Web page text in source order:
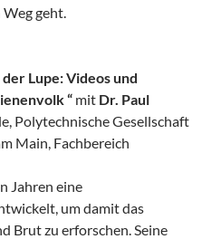
geht.
Lupe: Videos und
“ mit Dr. Paul
Polytechnische Gesellschaft
Main, Fachbereich
Jahren eine
um damit das
Brut zu erforschen. Seine